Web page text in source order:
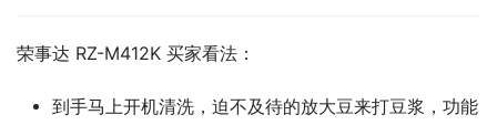
荣事达 RZ-M412K 买家看法：
到手马上开机清洗，迫不及待的放大豆来打豆浆，功能